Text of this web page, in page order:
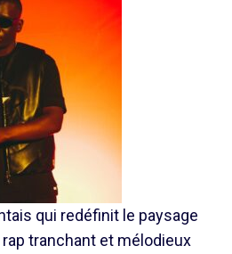
qui redéfinit le paysage
tranchant et mélodieux